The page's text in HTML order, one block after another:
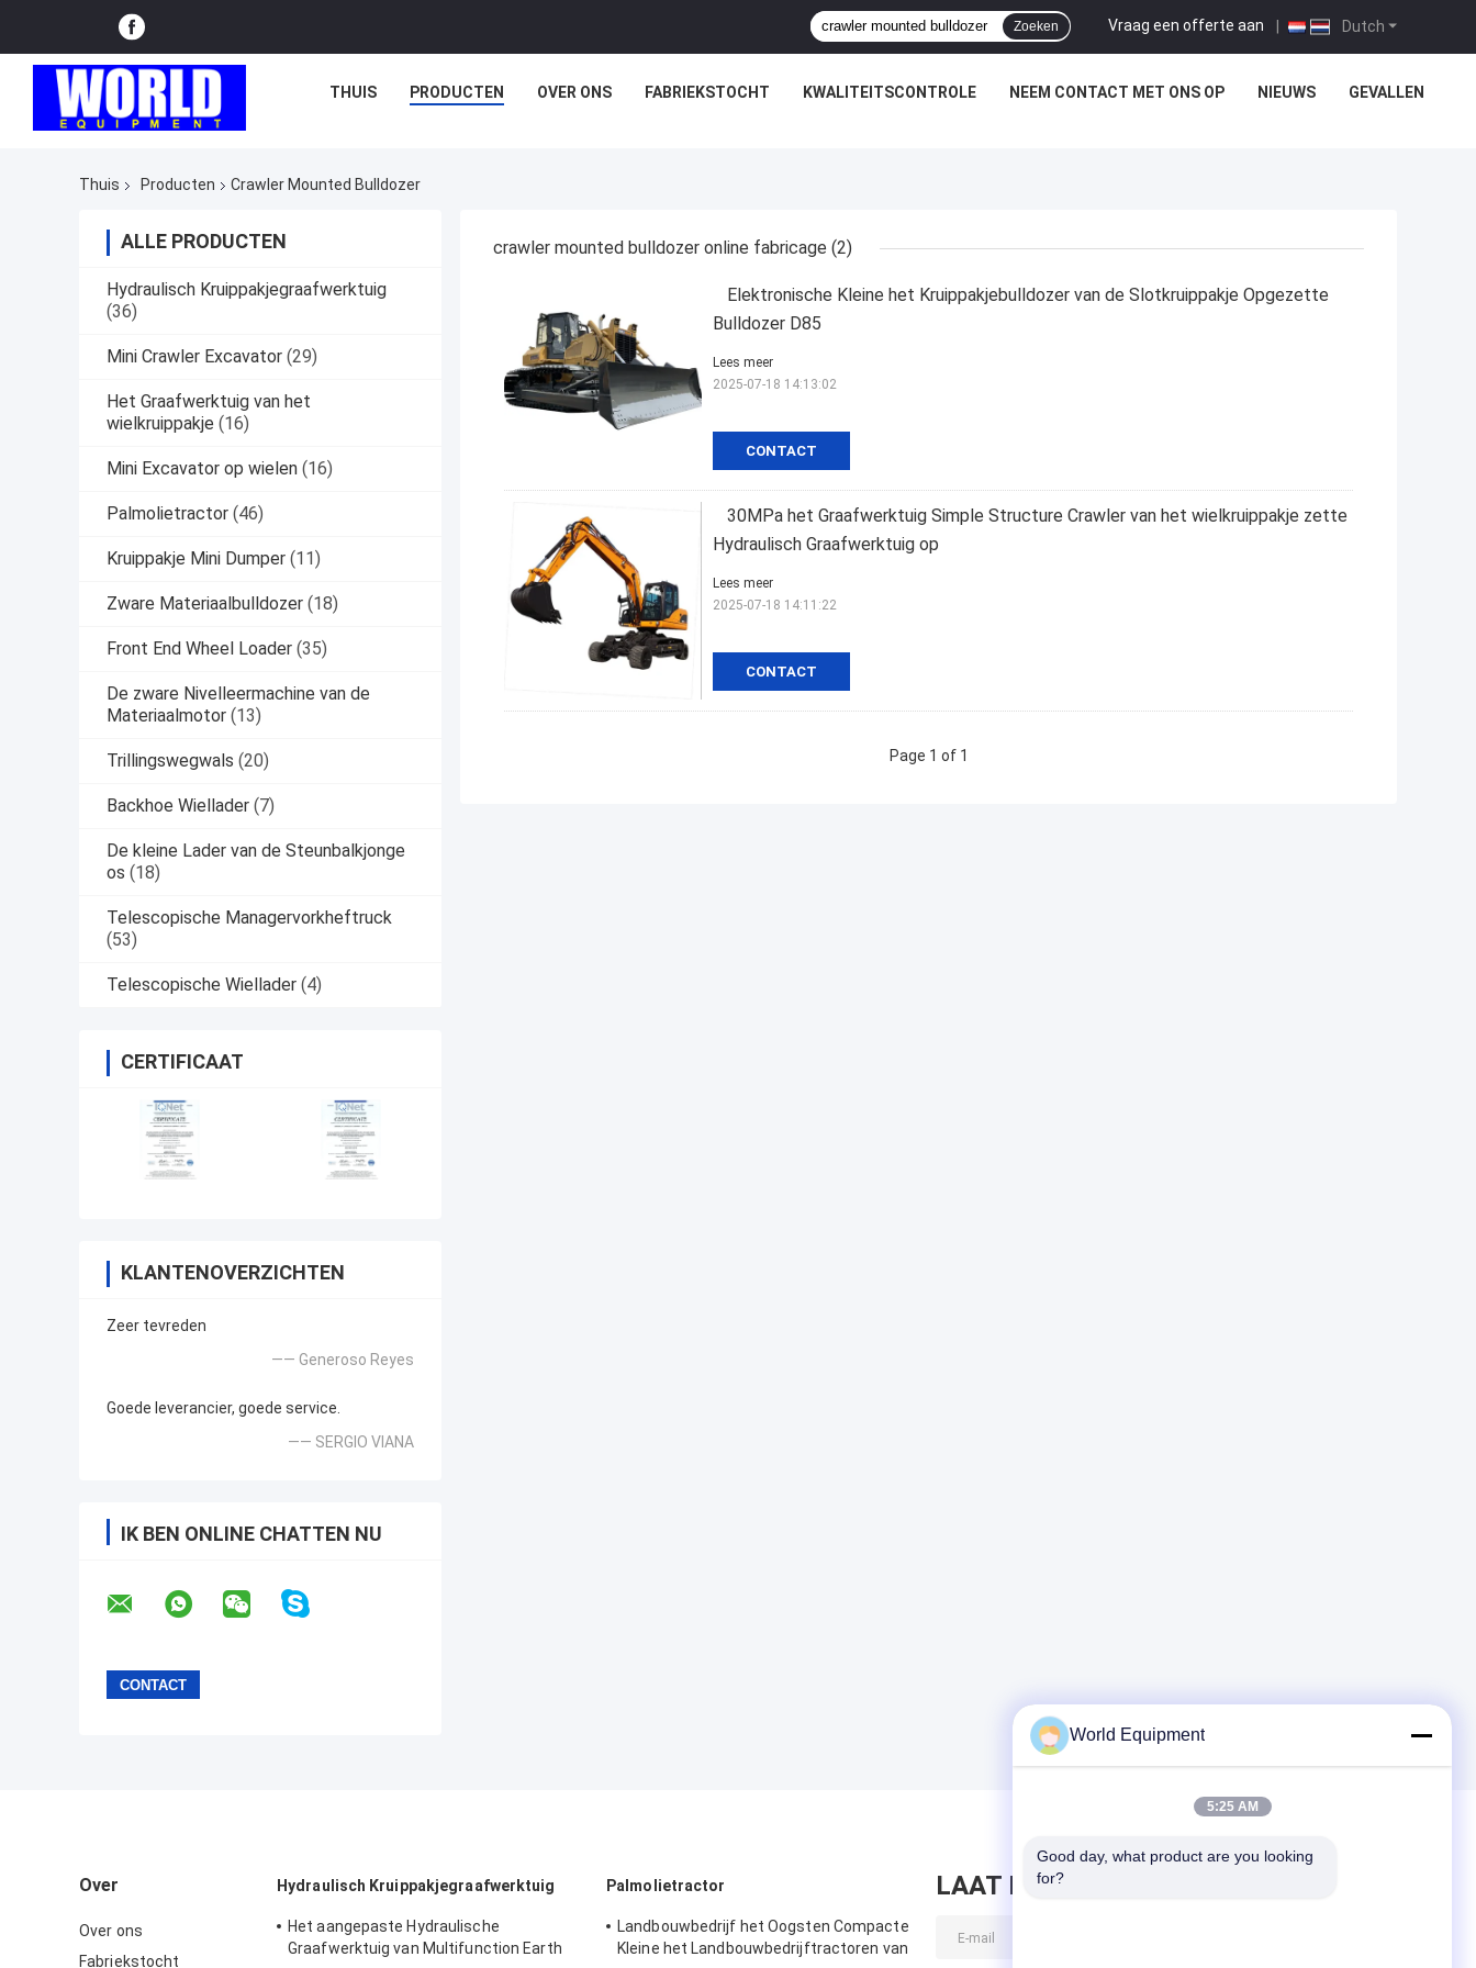
Dutch
Vraag een offerte aan |
Zoeken
THUIS PRODUCTEN OVER ONS FABRIEKSTOCHT KWALITEITSCONTROLE NEEM CONTACT MET ONS OP NIEUWS GEVALLEN
Thuis Producten Crawler Mounted Bulldozer
ALLE PRODUCTEN
Hydraulisch Kruippakjegraafwerktuig
(36)
Mini Crawler Excavator (29)
Het Graafwerktuig van het
wielkruippakje (16)
Mini Excavator op wielen (16)
Palmolietractor (46)
Kruippakje Mini Dumper (11)
Zware Materiaalbulldozer (18)
Front End Wheel Loader (35)
De zware Nivelleermachine van de
Materiaalmotor (13)
Trillingswegwals (20)
Backhoe Wiellader (7)
De kleine Lader van de Steunbalkjonge
os (18)
Telescopische Managervorkheftruck
(53)
Telescopische Wiellader (4)
CERTIFICAAT
KLANTENOVERZICHTEN
Zeer tevreden
—— Generoso Reyes
Goede leverancier, goede service.
—— SERGIO VIANA
IK BEN ONLINE CHATTEN NU
crawler mounted bulldozer online fabricage (2)
Elektronische Kleine het Kruippakjebulldozer van de Slotkruippakje Opgezette
Bulldozer D85
CONTACT
Lees meer
2025-07-18 14:13:02
30MPa het Graafwerktuig Simple Structure Crawler van het wielkruippakje zette
Hydraulisch Graafwerktuig op
CONTACT
Lees meer
2025-07-18 14:11:22
Page 1 of 1
Over
Over ons
Fabriekstocht
Hydraulisch Kruippakjegraafwerktuig
Het aangepaste Hydraulische
Graafwerktuig van Multifunction Earth
Palmolietractor
Landbouwbedrijf het Oogsten Compacte
Kleine het Landbouwbedrijftractoren van
LAAT BERICHT ACHTER
World Equipment
5:25 AM
Good day, what product are you looking
for?